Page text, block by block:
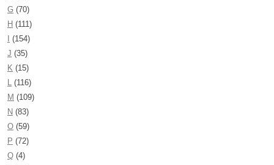
G (70)
H (111)
(154)
J (35)
K (15)
L (116)
M (109)
N (83)
O (59)
P (72)
Q (4)